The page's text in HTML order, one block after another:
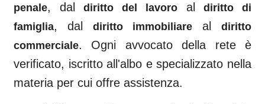
penale, dal diritto del lavoroal
diritto di
famiglia, dal diritto immobiliare al
diritto
commerciale. Ogni avvocato della rete è
verificato, iscritto all'albo e specializzato nella
materia per cui offre assistenza.